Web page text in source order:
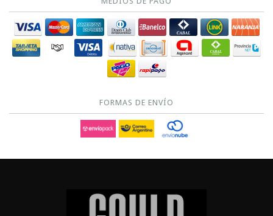
FORMAS DE ENVÍO